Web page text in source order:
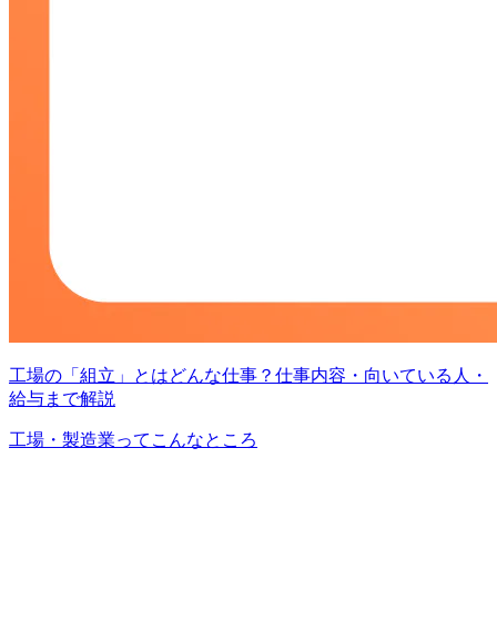
工場の「組立」とはどんな仕事？仕事内容・向いている人・
給与まで解説
工場・製造業ってこんなところ